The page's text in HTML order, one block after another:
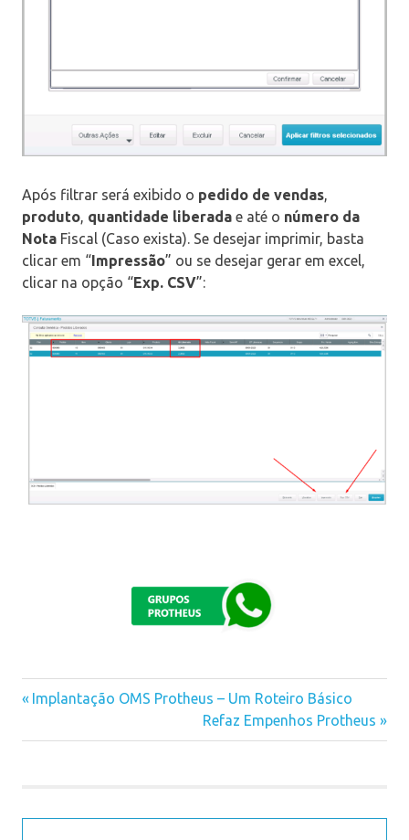
Após filtrar será exibido o pedido de vendas,
produto, quantidade liberada e até o número da
Nota Fiscal (Caso exista). Se desejar imprimir, basta
clicar em “Impressão” ou se desejar gerar em excel,
clicar na opção “Exp. CSV”:
Previous
Implantação OMS Protheus – Um Roteiro Básico
Next
Post:
Refaz Empenhos Protheus